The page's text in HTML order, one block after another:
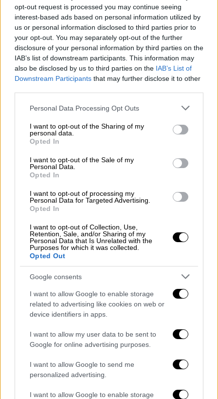
opt-out request is processed you may continue seeing
interest-based ads based on personal information utilized by
us or personal information disclosed to third parties prior to
your opt-out. You may separately opt-out of the further
disclosure of your personal information by third parties on the
IAB’s list of downstream participants. This information may
also be disclosed by us to third parties on the IAB’s List of
Downstream Participants that may further disclose it to other
Please note that this website/app uses one or more Google
not limited to your visit or usage behaviour. You may click to
grant or deny consent to Google and its third-party tags to
use your data for below specified purposes in below Google
consent section.
Personal Data Processing Opt Outs
I want to opt-out of the Sharing of my
personal data.
Opted In
I want to opt-out of the Sale of my
Personal Data.
Opted In
I want to opt-out of processing my
Personal Data for Targeted Advertising.
Opted In
I want to opt-out of Collection, Use,
Retention, Sale, and/or Sharing of my
Personal Data that Is Unrelated with the
Purposes for which it was collected.
Opted Out
Google consents
I want to allow Google to enable storage
related to advertising like cookies on web or
device identifiers in apps.
I want to allow my user data to be sent to
Google for online advertising purposes.
I want to allow Google to send me
personalized advertising.
I want to allow Google to enable storage
εθνικά θέματα και τη διαφάνεια, ο Υπουργός
Εθνικής Άμυνας επέλεξε να τους περιβάλει
με «απεριόριστο σεβασμό», στέλνοντας
ηχηρό μήνυμα στο Μαξίμου.
Στη συνέχεια η απάντηση του Νίκου Δένδια
για την επόμενη ημέρα στη Νέα Δημοκρατία
ήταν ένα μάθημα πολιτικής σημειολογίας:
«Θεωρώ ότι οι φιλοδοξίες μιας ζωής έχουν
εκπληρωθεί. Αυτό δεν σημαίνει ότι θα
αρνηθώ να υπηρετήσω την Πατρίδα μου, αν
δικό μου εσωτερικό κόσμο, είμαι
υπερπλήρης», δήλωσε ο υπουργός Εθνικής
Άμυνας
Μου λένε πως καθησυχάζει το Μαξίμου ότι
δεν θα βγει με το μαχαίρι στα δόντια, αλλά η
φράση «αν απαιτηθεί» αφήνει την πόρτα της
διαδοχής ορθάνοιχτη. Ο Δένδιας χτίζει το
προφίλ του ηγέτη που δεν εκβιάζει τις
εξελίξεις, αλλά περιμένει την παράταξη να
του χτυπήσει την πόρτα με το πρόσχημα της
«εθνικής ανάγκης». Είναι ο τρόπος του να
δηλώνει παρών, χωρίς να φαίνεται ότι
Βίντεο: Η συνέντευξη Δένδια στο
Open